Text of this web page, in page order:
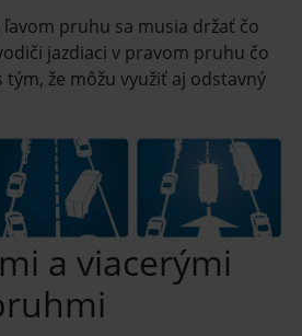
ľavom pruhu sa musia držať čo
jazdiaci v pravom pruhu čo
tým, že môžu využiť aj odstavný
a viacerými